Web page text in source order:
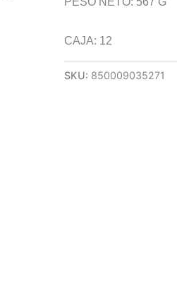
CAJA: 12
SKU: 850009035271